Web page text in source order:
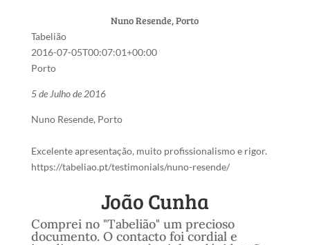
Nuno Resende, Porto
Tabelião
2016-07-05T00:07:01+00:00
Porto
5 de Julho de 2016
Nuno Resende, Porto
Excelente apresentação, muito profissionalismo e rigor.
https://tabeliao.pt/testimonials/nuno-resende/
‎João Cunha
Comprei no "Tabelião" um precioso
documento. O contacto foi cordial e